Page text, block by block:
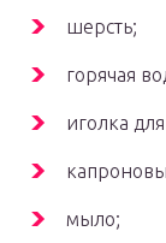
шерсть;
горячая
иголка
мыло;